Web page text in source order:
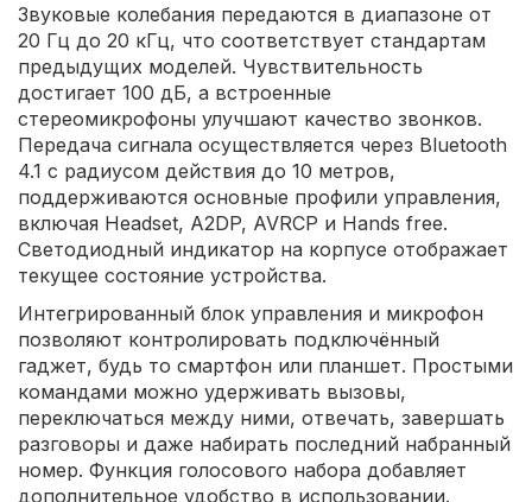
Звуковые колебания передаются в диапазоне от
20 Гц до 20 кГц, что соответствует стандартам
предыдущих моделей. Чувствительность
достигает 100 дБ, а встроенные
стереомикрофоны улучшают качество звонков.
Передача сигнала осуществляется через Bluetooth
4.1 с радиусом действия до 10 метров,
поддерживаются основные профили управления,
включая Headset, A2DP, AVRCP и Hands free.
Светодиодный индикатор на корпусе отображает
текущее состояние устройства.
Интегрированный блок управления и микрофон
позволяют контролировать подключённый
гаджет, будь то смартфон или планшет. Простыми
командами можно удерживать вызовы,
переключаться между ними, отвечать, завершать
разговоры и даже набирать последний набранный
номер. Функция голосового набора добавляет
дополнительное удобство в использовании.